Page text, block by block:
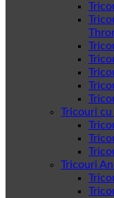
Tricouri
Tricouri